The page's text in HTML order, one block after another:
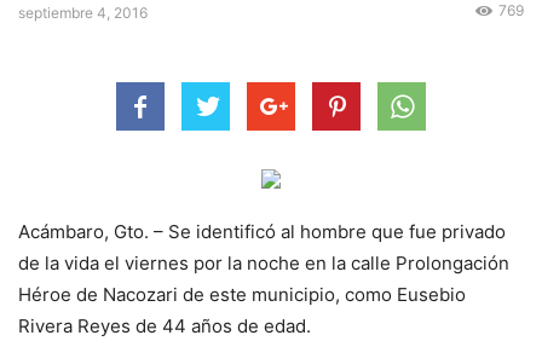
septiembre 4, 2016 769
Acámbaro, Gto. – Se identificó al hombre que fue privado
de la vida el viernes por la noche en la calle Prolongación
Héroe de Nacozari de este municipio, como Eusebio
Rivera Reyes de 44 años de edad.